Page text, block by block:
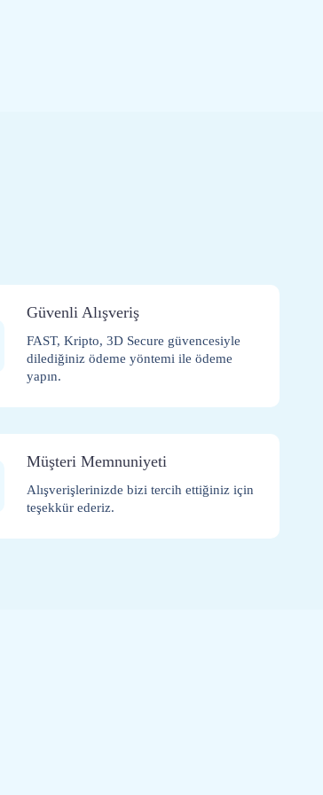
Güvenli Alışveriş
FAST, Kripto, 3D Secure güvencesiyle
dilediğiniz ödeme yöntemi ile ödeme
yapın.
Müşteri Memnuniyeti
Alışverişlerinizde bizi tercih ettiğiniz için
teşekkür ederiz.